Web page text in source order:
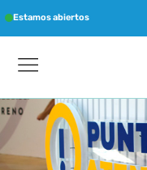
Estamos abiertos